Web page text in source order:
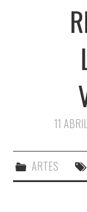
11
ARTES